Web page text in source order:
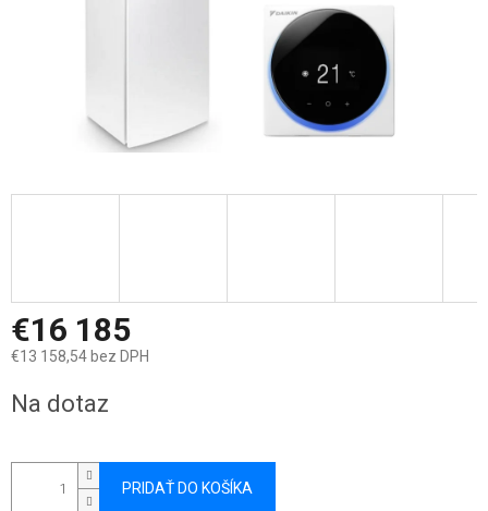
€16 185
€13 158,54 bez DPH
cena:
Na dotaz
PRIDAŤ DO KOŠÍKA